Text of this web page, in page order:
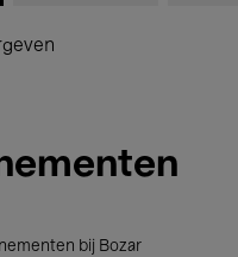
bij Bozar